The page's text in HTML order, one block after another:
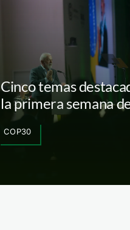
Cinco temas
la primera semana
COP30